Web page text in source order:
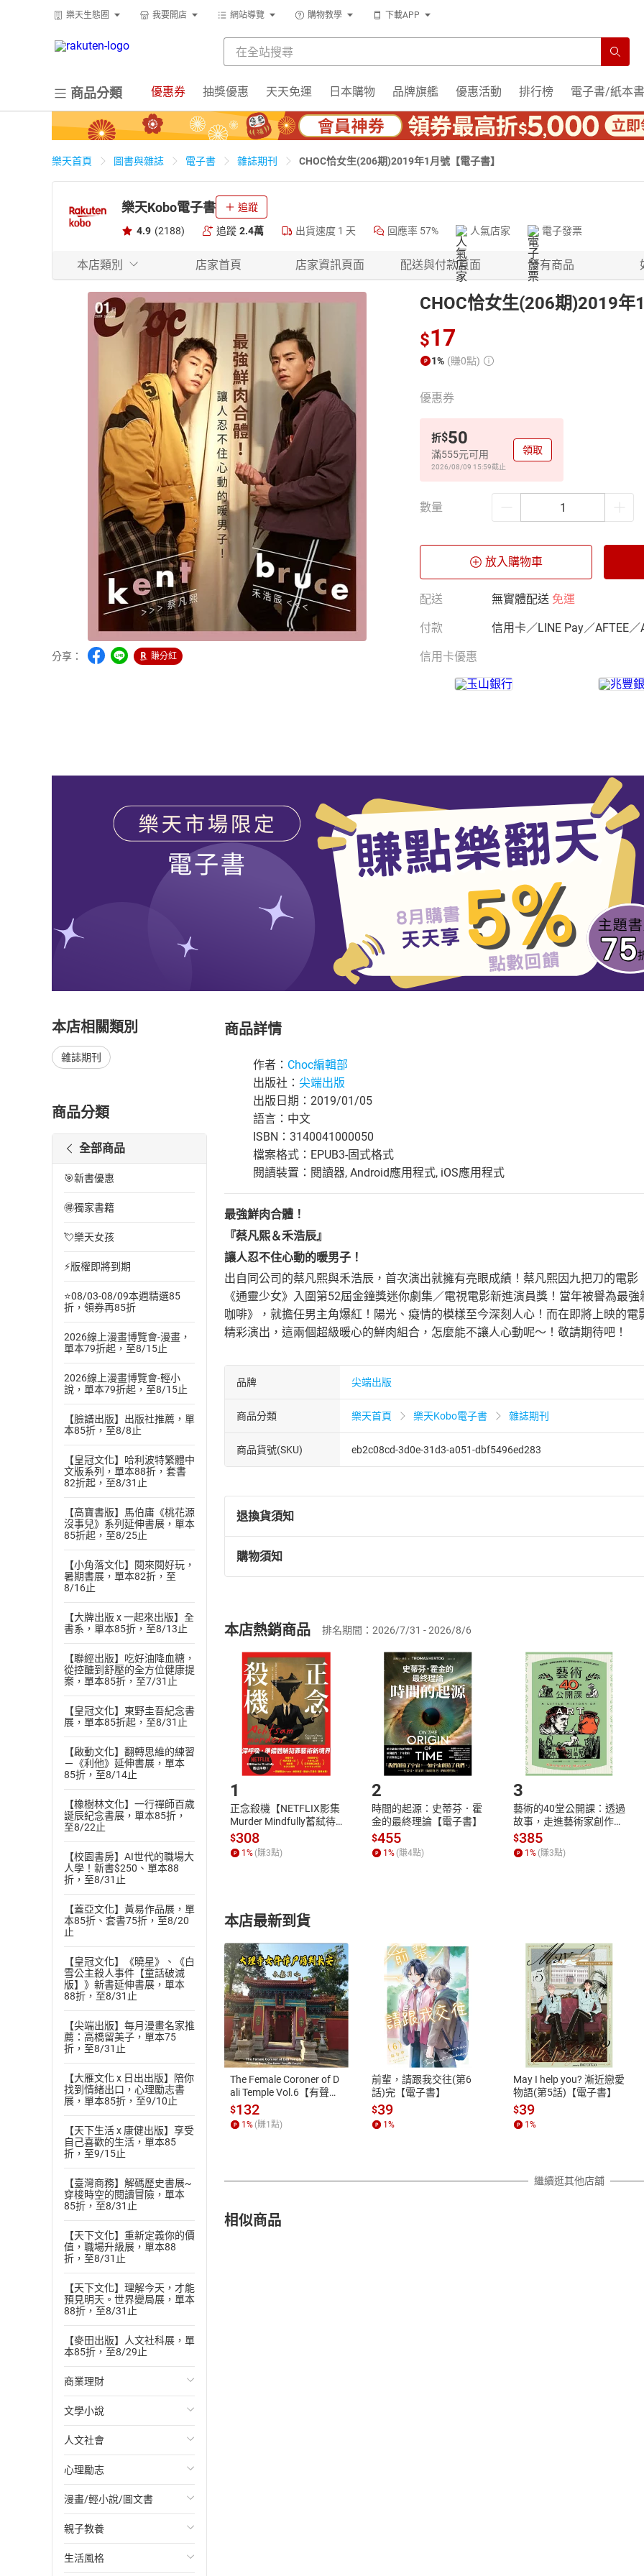
樂天生態圈 我要開店 網站導覽 購物教學 下載APP
商品分類 優惠券 抽獎優惠 天天免運 日本購物 品牌旗艦 優惠活動 排行榜 電子書/紙本書
樂天首頁 圖書與雜誌 電子書 雜誌期刊 CHOC恰女生(206期)2019年1月號【電子書】
樂天Kobo電子書 追蹤
4.9 (2188) 追蹤 2.4萬 出貨速度 1 天 回應率 57% 人氣店家 電子發票
本店類別 店家首頁 店家資訊頁面 配送與付款頁面 所有商品
分享： 賺分紅
CHOC恰女生(206期)2019年
$17
1% (賺0點)
優惠券
折$50
滿555元可用
2026/08/09 15:59截止
領取
數量
放入購物車
配送 無實體配送 免運
付款 信用卡／LINE Pay／AFTEE／
信用卡優惠
本店相關類別
雜誌期刊
商品分類
全部商品
🎯新書優惠
🉐獨家書籍
💘樂天女孩
⚡版權即將到期
⭐08/03-08/09本週精選85
折，領券再85折
2026線上漫畫博覽會-漫畫，
單本79折起，至8/15止
2026線上漫畫博覽會-輕小
說，單本79折起，至8/15止
【臉譜出版】出版社推薦，單
本85折，至8/8止
【皇冠文化】哈利波特繁體中
文版系列，單本88折，套書
82折起，至8/31止
【高寶書版】馬伯庸《桃花源
沒事兒》系列延伸書展，單本
85折起，至8/25止
【小角落文化】閱來閱好玩，
暑期書展，單本82折，至
8/16止
【大牌出版 x 一起來出版】全
書系，單本85折，至8/13止
【聯經出版】吃好油降血糖，
從控醣到舒壓的全方位健康提
案，單本85折，至7/31止
【皇冠文化】東野圭吾紀念書
展，單本85折起，至8/31止
【啟動文化】翻轉思維的練習
－《利他》延伸書展，單本
85折，至8/14止
【橡樹林文化】一行禪師百歲
誕辰紀念書展，單本85折，
至8/22止
【校園書房】AI世代的職場大
人學！新書$250、單本88
折，至8/31止
【蓋亞文化】黃易作品展，單
本85折、套書75折，至8/20
止
【皇冠文化】《曉星》、《白
雪公主殺人事件【童話破滅
版】》新書延伸書展，單本
88折，至8/31止
【尖端出版】每月漫畫名家推
薦：高橋留美子，單本75
折，至8/31止
【大雁文化 x 日出出版】陪你
找到情緒出口，心理勵志書
展，單本85折，至9/10止
【天下生活 x 康健出版】享受
自己喜歡的生活，單本85
折，至9/15止
【臺灣商務】解碼歷史書展~
穿梭時空的閱讀冒險，單本
85折，至8/31止
【天下文化】重新定義你的價
值，職場升級展，單本88
折，至8/31止
【天下文化】理解今天，才能
預見明天。世界變局展，單本
88折，至8/31止
【麥田出版】人文社科展，單
本85折，至8/29止
商業理財
投資理財
經濟/趨勢
財務/金融
管理/領導
職場工作術
成功法
文學小說
歐美文學
日本文學
韓國文學
華文文學
經典文學
人文社會
國際關係
政治
社會科學
台灣/中國歷史
心理勵志
心靈成長/情緒
人際關係
兩性關係
漫畫/輕小說/圖文書
輕小說
奇幻/科幻
親子教養
教育現場
生活風格
商品詳情
作者： Choc編輯部
出版社： 尖端出版
出版日期：2019/01/05
語言：中文
ISBN：3140041000050
檔案格式：EPUB3-固式格式
閱讀裝置：閱讀器, Android應用程式, iOS應用程式
最強鮮肉合體！
『蔡凡熙＆禾浩辰』
讓人忍不住心動的暖男子！
出自同公司的蔡凡熙與禾浩辰，首次演出就擁有亮眼成績！蔡凡熙因九把刀的電
《通靈少女》入圍第52屆金鐘獎迷你劇集／電視電影新進演員獎！當年被譽為最
咖啡》，就擔任男主角爆紅！陽光、癡情的模樣至今深刻人心！而在即將上映的
精彩演出，這兩個超級暖心的鮮肉組合，怎麼能不讓人心動呢～！敬請期待吧！
品牌 尖端出版
商品分類 樂天首頁 樂天Kobo電子書 雜誌期刊
商品貨號(SKU) eb2c08cd-3d0e-31d3-a051-dbf5496ed283
退換貨須知
退換貨規定：
(一)依消費者保護法第19條第1項後段暨通訊交易解除權合理例外情事適用
(二)消費者訂購本店鋪之商品即代表知悉本店鋪所銷售之商品為電子書，
且已下載/存取電子書，不得請求退貨退款。
退貨方式：您欲取消訂單或辦理退貨時，請登入樂天市場，並於「我的訂單
貨」，本店鋪將依您的申請進行審核，待審核通過後將為您辦理退款事宜。
請注意，樂天市場須以整筆訂單為單位進行取消/退貨，恕無法以單支商品取
購物須知
挑選商品
Choose
放入購物車
Shopping cart
登入帳號
Login
購書後，如何開始使用？
Step1.選擇閱讀載具 Step2.登入
付款方式
ATM轉帳、信用卡、LINE PAY、AFTEE
退換貨規範
本店是否提供消費者保護法七日猶
之權利，遽消費者保護法及通訊交
除權合理例外情事適用準則，依商
質各有不同規定。詳細退換貨說明
照各商品說明。
本店熱銷商品 排名期間：2026/7/31 - 2026/8/6
1
正念殺機【NETFLIX影集
Murder Mindfully蓄弒待
發】【電子書】
$308
1 % (賺3點)
2
時間的起源：史蒂芬．霍
金的最終理論【電子書】
$455
1 % (賺4點)
3
藝術的40堂公開課：透過
故事，走進藝術家創作現
場，看藝術如何誕生、如
何形塑人類生活【電子
書】
$385
1 % (賺3點)
本店最新到貨
The Female Coroner of D
ali Temple Vol.6【有聲
書】
$132
1% (賺1點)
前輩，請跟我交往(第6
話)完【電子書】
$39
1%
May I help you? 漸近戀愛
物語(第5話)【電子書】
$39
1%
繼續逛其他店舖
相似商品